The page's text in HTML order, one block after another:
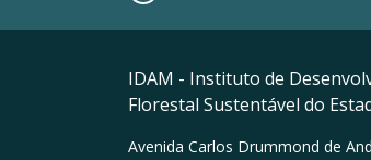
IDAM - Instituto de
Florestal Sustentável do
Avenida Carlos Drummond de